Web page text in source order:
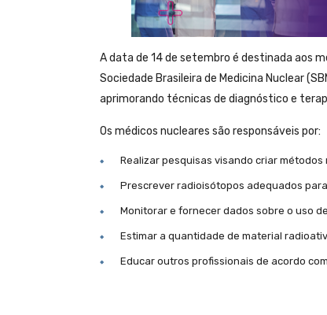
A data de 14 de setembro é destinada aos
Sociedade Brasileira de Medicina Nuclear
aprimorando técnicas de diagnóstico e
Os médicos nucleares são responsáveis por:
Realizar pesquisas visando criar
Prescrever radioisótopos adequados
Monitorar e fornecer dados sobre o uso
Estimar a quantidade de material
Educar outros profissionais de acordo